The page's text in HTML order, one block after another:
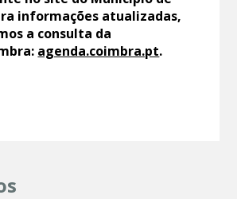
informações atualizadas,
a consulta da
agenda.coimbra.pt.